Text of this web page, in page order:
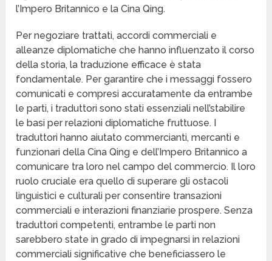
l’Impero Britannico e la Cina Qing.
Per negoziare trattati, accordi commerciali e
alleanze diplomatiche che hanno influenzato il corso
della storia, la traduzione efficace è stata
fondamentale. Per garantire che i messaggi fossero
comunicati e compresi accuratamente da entrambe
le parti, i traduttori sono stati essenziali nell’stabilire
le basi per relazioni diplomatiche fruttuose. I
traduttori hanno aiutato commercianti, mercanti e
funzionari della Cina Qing e dell’Impero Britannico a
comunicare tra loro nel campo del commercio. Il loro
ruolo cruciale era quello di superare gli ostacoli
linguistici e culturali per consentire transazioni
commerciali e interazioni finanziarie prospere. Senza
traduttori competenti, entrambe le parti non
sarebbero state in grado di impegnarsi in relazioni
commerciali significative che beneficiassero le